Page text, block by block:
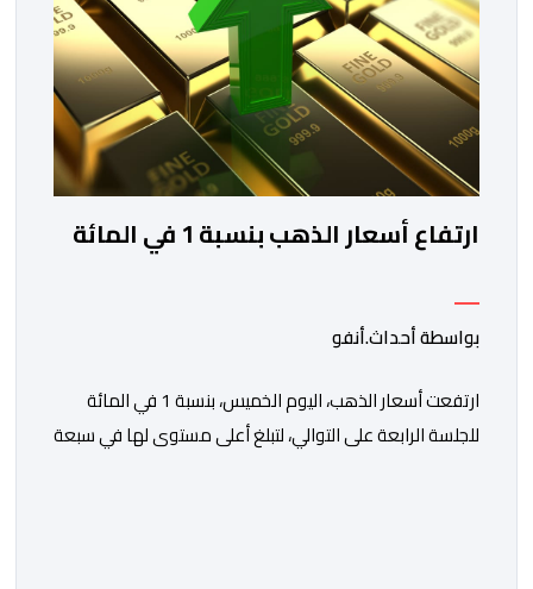
ارتفاع أسعار الذهب بنسبة 1 في المائة
بواسطة أحداث.أنفو
ارتفعت أسعار الذهب، اليوم الخميس، بنسبة 1 في المائة
للجلسة الرابعة على التوالي، لتبلغ أعلى مستوى لها في سبعة